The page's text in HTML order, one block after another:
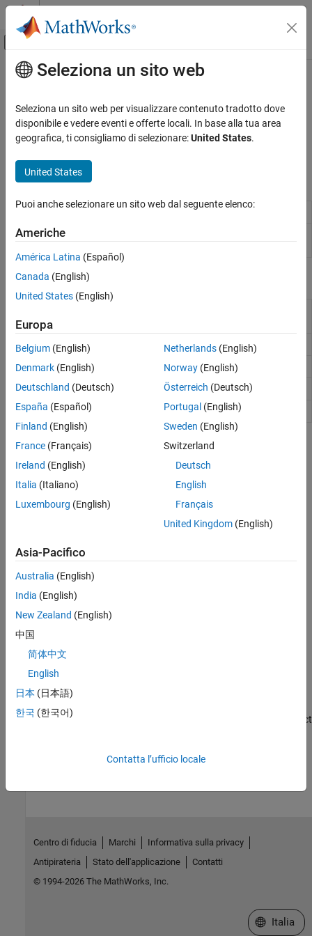
Vai al contenuto
Attiva/disattiva menu di navigazione
Pagina iniziale della documentazione
Importazione dei dati e analisi
Importazione ed esportazione di dati
Schede e kit hardware
Categoria
Installazione e impostazione
Collegamento all'hardware BeagleBone
Black
LED
Interfaccia I2C
PWM
ADC
Fotocamera web
Linux
Contenuto principale
Interfaccia SPI
Utilizzare l'interfaccia SPI di BeagleBone® Black
Utilizzare l'interfaccia SPI di BeagleBone Black per collegare e
Oggetti
BeagleBone
spidev
Funzioni
showAllPins Show diagram of all pins
showPins Show diagram of GPIO pins
enableSPI Enable SPI interface
writeRead Write data to and read data from SPI device
Argomenti
Use BeagleBone Black SPI Interface to Connect to Device
Use the SPI interface on the BeagleBone Black hardware.
SPI interface on the BeagleBone Black hardware.
BeagleBone Black Pin Map
Detailed description of BeagleBone Black pin map.
Risoluzione dei problemi
Troubleshoot BeagleBone Black SPI Interface
Esempi in primo piano
Analog Input Using SPI
Use the SPI peripheral on BeagleBone Black® hardware to connect
Seleziona un sito web
Seleziona un sito web per visualizzare contenuto tradotto dove
disponibile e vedere eventi e offerte locali. In base alla tua area
geografica, ti consigliamo di selezionare:United States.
United States
Puoi anche selezionare un sito web dal seguente elenco:
Americhe
América Latina (Español)
Canada (English)
United States (English)
Europa
Belgium (English)
Denmark (English)
Deutschland (Deutsch)
España (Español)
Finland (English)
France (Français)
Ireland (English)
Italia (Italiano)
Luxembourg (English)
Netherlands(English)
Norway(English)
Österreich (Deutsch)
Portugal (English)
Sweden (English)
Switzerland
Deutsch
English
Français
United Kingdom(English)
Asia-Pacifico
Australia (English)
India (English)
New Zealand (English)
中国
简体中文
English
日本 (日本語)
한국 (한국어)
Contatta l’ufficio locale
Centro di fiducia Marchi
Informativa sulla privacy
Antipirateria
Stato dell'applicazione
Contatti
© 1994-2026 The MathWorks, Inc.
Seleziona
Italia